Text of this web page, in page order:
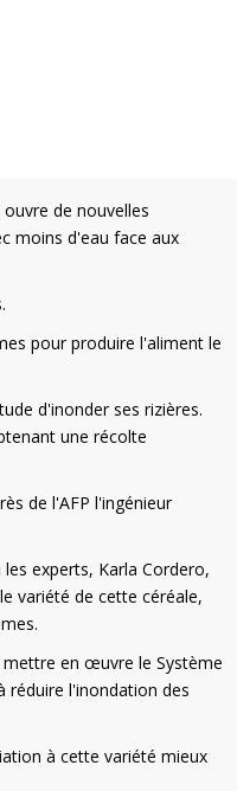
de nouvelles
moins d'eau face aux
pour produire l'aliment le
d'inonder ses rizières.
une récolte
de l'AFP l'ingénieur
experts, Karla Cordero,
variété de cette céréale,
mettre en œuvre le Système
réduire l'inondation des
à cette variété mieux